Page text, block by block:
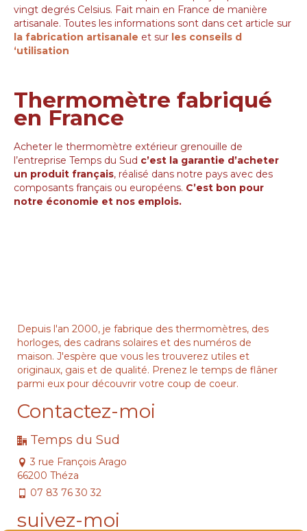
vingt degrés Celsius. Fait main en France de manière
artisanale. Toutes les informations sont dans cet article sur
la fabrication artisanale et sur les conseils d
‘utilisation
Thermomètre fabriqué
en France
Acheter le thermomètre extérieur grenouille de
l’entreprise Temps du Sud c’est la garantie d’acheter
un produit français, réalisé dans notre pays avec des
composants français ou européens. C’est bon pour
notre économie et nos emplois.
Depuis l'an 2000, je fabrique des thermomètres, des
horloges, des cadrans solaires et des numéros de
maison. J'espère que vous les trouverez utiles et
originaux, gais et de qualité. Prenez le temps de flâner
parmi eux pour découvrir votre coup de coeur.
Contactez-moi
Temps du Sud
3 rue François Arago
66200 Théza
07 83 76 30 32
suivez-moi